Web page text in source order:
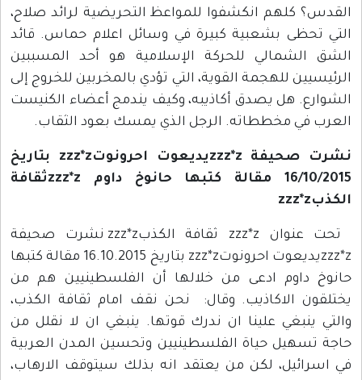
القدس؟ كلهم انكشفوا للمواعظ التحريضية لرائد صلاح،
التي تحظى بشعبية كبيرة في وسائل اعلام حماس. قائد
الشق الشمالي للحركة الإسلامية هو أحد المسببين
الرئيسيين للهجمة القوية، التي تؤدي بالمخربين للخروج إلى
الشوارع. هل يصدق أكاذيبه، وكيف يندمج أعضاء الكنيست
العرب في مخططاته. الرجل الذي يمسك بعود الثقاب.
نشرت صحيفة zzz*zيديعوت احرونوتzzz*z بتاريخ
16/10/2015 مقالة كتبها حانوخ داوم zzz*zثقافة
الكذبzzz*z
تحت عنوان zzz*z ثقافة الكذبzzz*z نشرت صحيفة
zzz*zيديعوت احرونوتzzz*z بتاريخ 16.10.2015 مقالة كتبها
حانوخ داوم ادعى من خلالها أن الفلسطينيين هم من
يختلقون الاكاذيب. وقال: نحن نقف امام ثقافة الكذب،
والتي ينبغي علينا ان ندرك قوتها. ينبغي ان لا نقلل من
حاجة تسهيل حياة الفلسطينيين وتحسين المدن العربية
في اسرائيل، لكن من يعتقد انه بذلك سيتوقف الارهاب،